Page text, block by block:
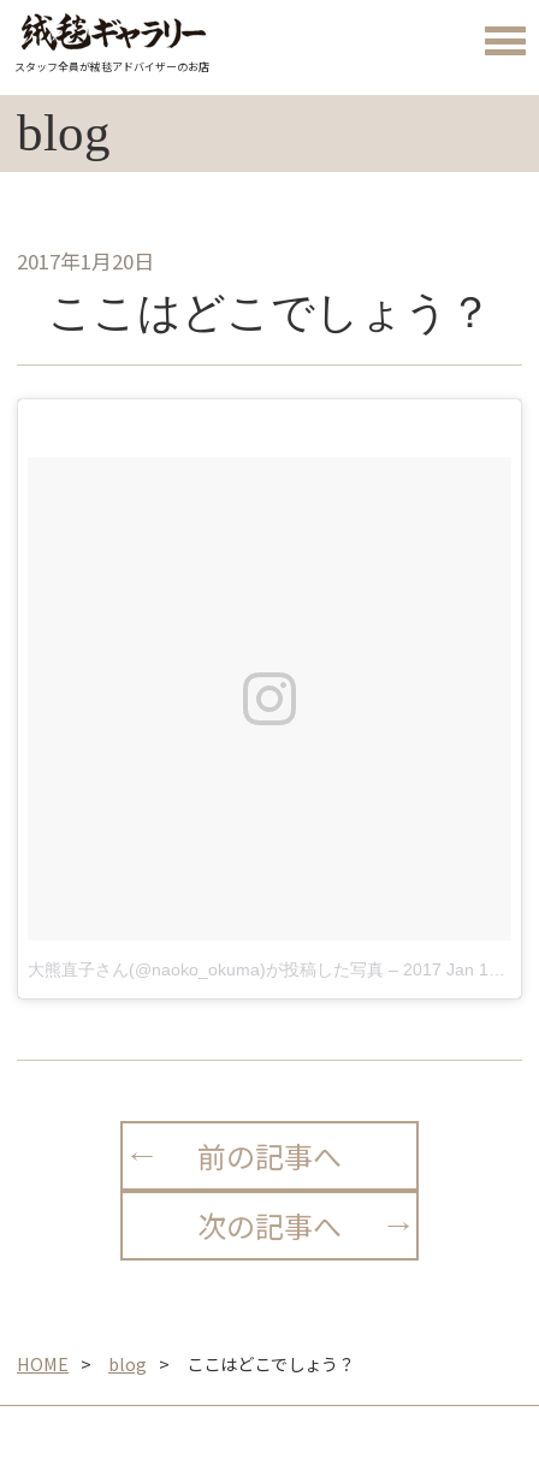
スタッフ全員が絨毯アドバイザーのお店
blog
2017年1月20日
ここはどこでしょう？
大熊直子さん(@naoko_okuma)が投稿した写真 – 2017 Jan 19 9:24am PST
前の記事へ
次の記事へ
HOME blog ここはどこでしょう？